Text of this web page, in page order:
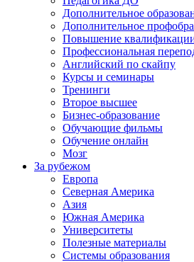
Дополнительное
Дополнительное
Повышение
Профессиональная
Английский по скайпу
Курсы и семинары
Тренинги
Второе высшее
Бизнес-образование
Обучающие фильмы
Обучение онлайн
Мозг
За рубежом
Европа
Северная Америка
Азия
Южная Америка
Университеты
Полезные материалы
Системы образования